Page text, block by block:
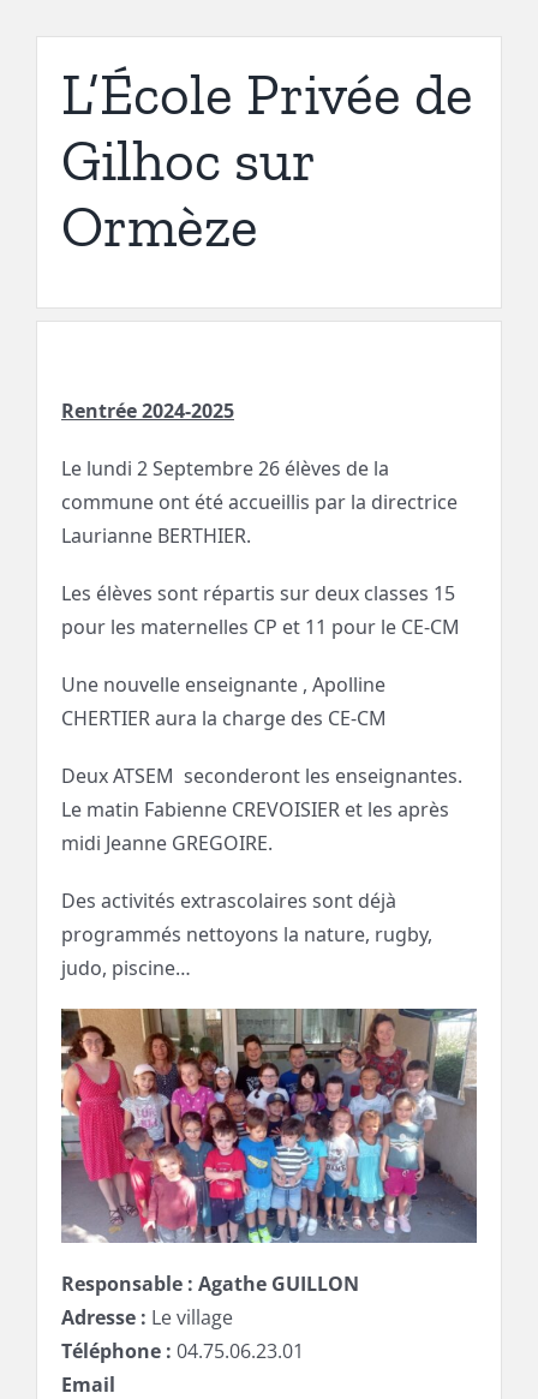
L’École Privée de
Gilhoc sur
Ormèze
Rentrée 2024-2025
Le lundi 2 Septembre 26 élèves de la
commune ont été accueillis par la directrice
Laurianne BERTHIER.
Les élèves sont répartis sur deux classes 15
pour les maternelles CP et 11 pour le CE-CM
Une nouvelle enseignante , Apolline
CHERTIER aura la charge des CE-CM
Deux ATSEM seconderont les enseignantes.
Le matin Fabienne CREVOISIER et les après
midi Jeanne GREGOIRE.
Des activités extrascolaires sont déjà
programmés nettoyons la nature, rugby,
judo, piscine…
Responsable : Agathe GUILLON
Adresse : Le village
Téléphone : 04.75.06.23.01
Email